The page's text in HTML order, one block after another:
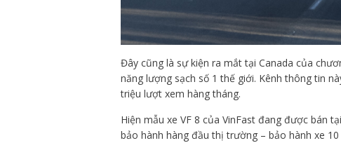
Đây cũng là sự kiện ra mắt tại Canada của
năng lượng sạch số 1 thế giới. Kênh thông tin
triệu lượt xem hàng tháng.
Hiện mẫu xe VF 8 của VinFast đang được bán
bảo hành hàng đầu thị trường – bảo hành xe